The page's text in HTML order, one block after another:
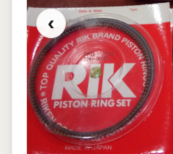
‹